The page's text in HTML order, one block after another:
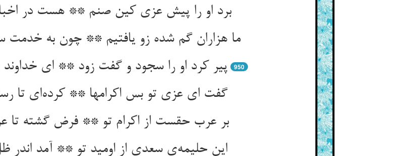
برد او را پیش عزی کین صنم ** هست در
ما هزاران گم شده زو یافتیم ** چون به خدمت
پیر کرد او را سجود و گفت زود ** ای
950
گفت ای عزی تو بس اکرامها ** کرده‌ای تا
بر عرب حقست از اکرام تو ** فرض گشته تا
این حلیمه‌ی سعدی از اومید تو ** آمد اندر